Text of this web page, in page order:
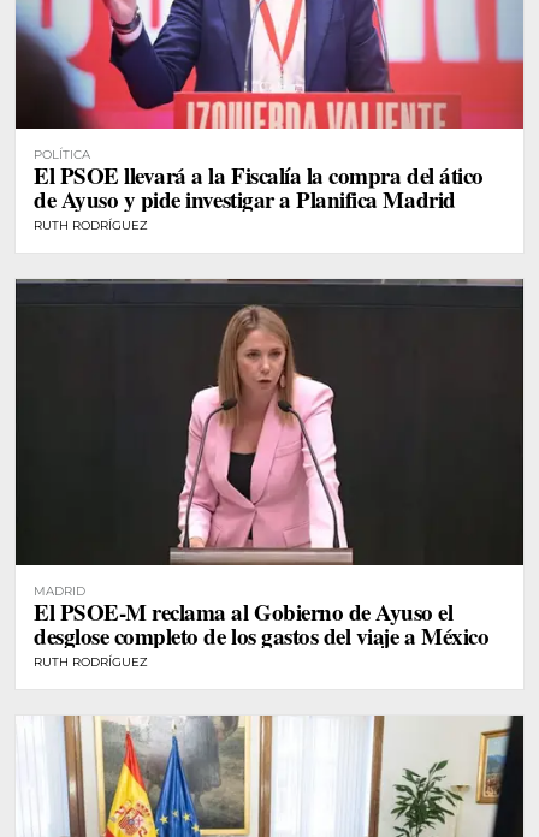
POLÍTICA
El PSOE llevará a la Fiscalía la compra del ático
de Ayuso y pide investigar a Planifica Madrid
RUTH RODRÍGUEZ
MADRID
El PSOE-M reclama al Gobierno de Ayuso el
desglose completo de los gastos del viaje a México
RUTH RODRÍGUEZ